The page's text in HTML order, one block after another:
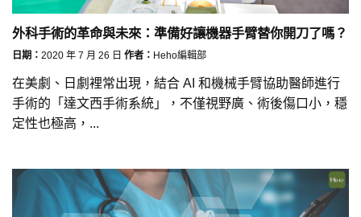
外科手術的革命與未來：準備好讓機器手臂替你開刀了嗎？
日期： 2020 年 7 月 26 日 作者： Heho編輯部
在美劇、日劇裡常出現，結合 AI 和機械手臂協助醫師進行
手術的「達文西手術系統」，不僅視野廣、術後傷口小，穩
定性也極高，...